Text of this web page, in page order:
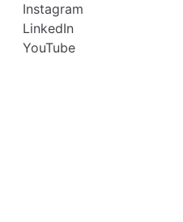
Instagram
LinkedIn
YouTube